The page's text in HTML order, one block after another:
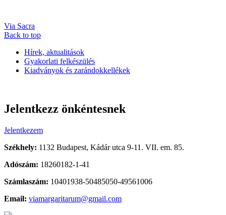
Via Sacra
Back to top
Hírek, aktualitások
Gyakorlati felkészülés
Kiadványok és zarándokkellékek
Jelentkezz önkéntesnek
Jelentkezem
Székhely: 1132 Budapest, Kádár utca 9-11. VII. em. 85.
Adószám: 18260182-1-41
Számlaszám: 10401938-50485050-49561006
Email: viamargaritarum@gmail.com